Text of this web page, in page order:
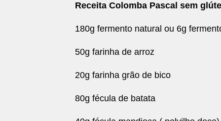
Receita Colomba Pascal sem
180g fermento natural ou 6g
50g farinha de arroz
20g farinha grão de bico
80g fécula de batata